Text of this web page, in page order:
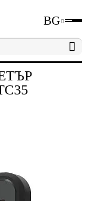
BG
Електрически